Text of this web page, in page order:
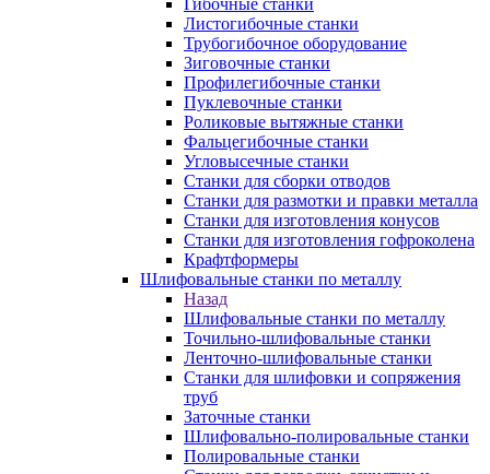
Гибочные станки
Листогибочные станки
Трубогибочное оборудование
Зиговочные станки
Профилегибочные станки
Пуклевочные станки
Роликовые вытяжные станки
Фальцегибочные станки
Угловысечные станки
Станки для сборки отводов
Станки для размотки и правки металла
Станки для изготовления конусов
Станки для изготовления гофроколена
Крафтформеры
Шлифовальные станки по металлу
Назад
Шлифовальные станки по металлу
Точильно-шлифовальные станки
Ленточно-шлифовальные станки
Станки для шлифовки и сопряжения
труб
Заточные станки
Шлифовально-полировальные станки
Полировальные станки